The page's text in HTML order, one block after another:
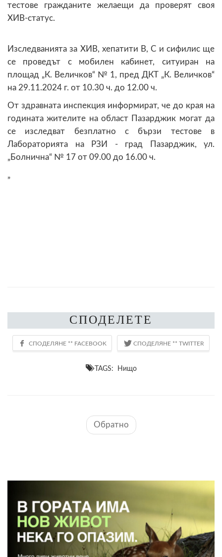
тестове гражданите желаещи да проверят своя
ХИВ-статус.
Изследванията за ХИВ, хепатити В, С и сифилис ще
се проведът с мобилен кабинет, ситуиран на
площад „К. Величков“ № 1, пред ДКТ „К. Величков“
на 29.11.2024 г. от 10.30 ч. до 12.00 ч.
От здравната инспекция информират, че до края на
годината жителите на област Пазарджик могат да
се изследват безплатно с бързи тестове в
Лабораторията на РЗИ - град Пазарджик, ул.
„Болнична“ № 17 от 09.00 до 16.00 ч.
„
СПОДЕЛЕТЕ
TAGS: Нищо
Обратно